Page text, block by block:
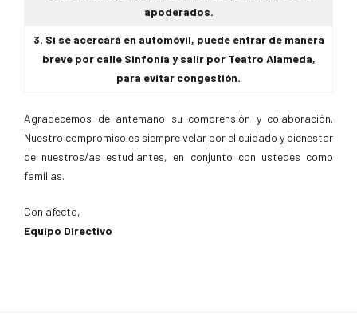
apoderados.
3. Si se acercará en automóvil, puede entrar de manera
breve por calle Sinfonía y salir por Teatro Alameda,
para evitar congestión.
Agradecemos de antemano su comprensión y colaboración.
Nuestro compromiso es siempre velar por el cuidado y bienestar
de nuestros/as estudiantes, en conjunto con ustedes como
familias.
Con afecto,
Equipo Directivo